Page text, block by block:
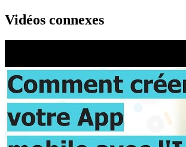
Vidéos connexes